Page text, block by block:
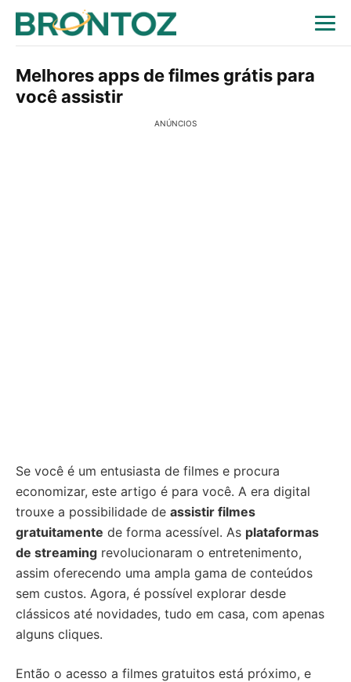
Melhores apps de filmes grátis para
você assistir
ANÚNCIOS
Se você é um entusiasta de filmes e procura
economizar, este artigo é para você. A era digital
trouxe a possibilidade de assistir filmes
gratuitamente de forma acessível. As plataformas
de streaming revolucionaram o entretenimento,
assim oferecendo uma ampla gama de conteúdos
sem custos. Agora, é possível explorar desde
clássicos até novidades, tudo em casa, com apenas
alguns cliques.
Então o acesso a filmes gratuitos está próximo, e